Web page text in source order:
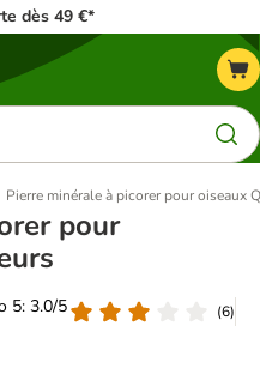
dès 49 €*
Pierre minérale à picorer pour oiseaux
pour
5: 3.0/5
(6)